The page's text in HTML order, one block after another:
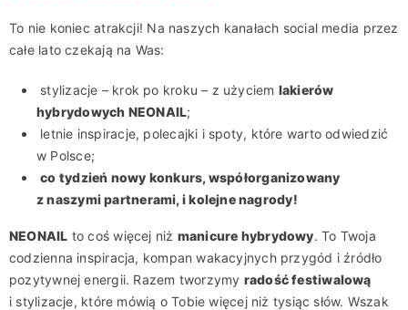
To nie koniec atrakcji! Na naszych kanałach social media przez
całe lato czekają na Was:
stylizacje – krok po kroku – z użyciem lakierów
hybrydowych NEONAIL;
letnie inspiracje, polecajki i spoty, które warto odwiedzić
w Polsce;
co tydzień nowy konkurs, współorganizowany
z naszymi partnerami, i kolejne nagrody!
NEONAIL to coś więcej niż manicure hybrydowy. To Twoja
codzienna inspiracja, kompan wakacyjnych przygód i źródło
pozytywnej energii. Razem tworzymy radość festiwalową
i stylizacje, które mówią o Tobie więcej niż tysiąc słów. Wszak